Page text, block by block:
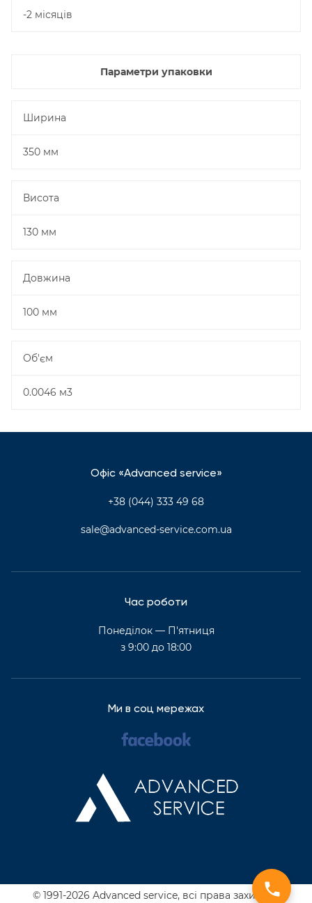
-2 місяців
Параметри упаковки
Ширина
350 мм
Висота
130 мм
Довжина
100 мм
Об'єм
0.0046 м3
Офіс «Advanced service»
+38 (044) 333 49 68
sale@advanced-service.com.ua
Час роботи
Понеділок — П'ятниця
з 9:00 до 18:00
Ми в соц мережах
© 1991-2026 Advanced service, всі права захищені